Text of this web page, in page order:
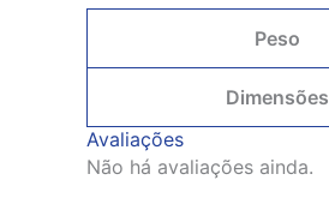
Peso
Dimensões
Avaliações
Não há avaliações ainda.